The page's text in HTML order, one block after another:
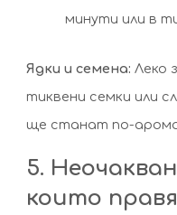
минути или в
Ядки и семена: Леко
тиквени семки или
ще станат по-
5.
които